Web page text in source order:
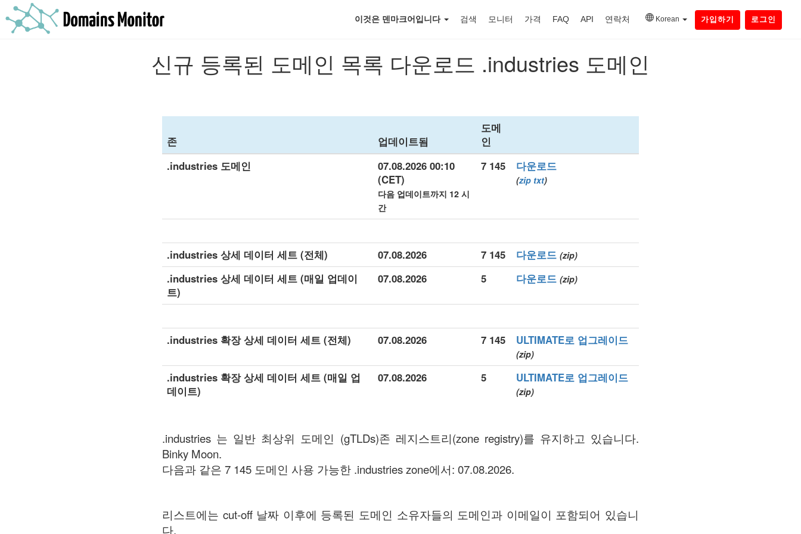
이것은 덴마크어입니다 검색 모니터 가격 FAQ API 연락처 Korean 가입하기 로그인
신규 등록된 도메인 목록 다운로드 .industries 도메인
존 업데이트됨
도메
인
.industries 도메인
07.08.2026 00:10
(CET)
다음 업데이트까지 12 시
간
7 145 다운로드
(zip txt)
.industries 상세 데이터 세트 (전체) 07.08.2026 7 145 다운로드 (zip)
.industries 상세 데이터 세트 (매일 업데이
트)
07.08.2026 5 다운로드 (zip)
.industries 확장 상세 데이터 세트 (전체) 07.08.2026 7 145 ULTIMATE로 업그레이드
(zip)
.industries 확장 상세 데이터 세트 (매일 업
데이트)
07.08.2026 5 ULTIMATE로 업그레이드
(zip)
.industries 는 일반 최상위 도메인 (gTLDs)존 레지스트리(zone registry)를 유지하고 있습니다.
Binky Moon.
다음과 같은 7 145 도메인 사용 가능한 .industries zone에서: 07.08.2026.
리스트에는 cut-off 날짜 이후에 등록된 도메인 소유자들의 도메인과 이메일이 포함되어 있습니
다.